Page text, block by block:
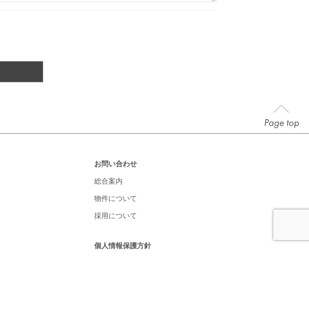
お問い合わせ
総合案内
物件について
採用について
個人情報保護方針